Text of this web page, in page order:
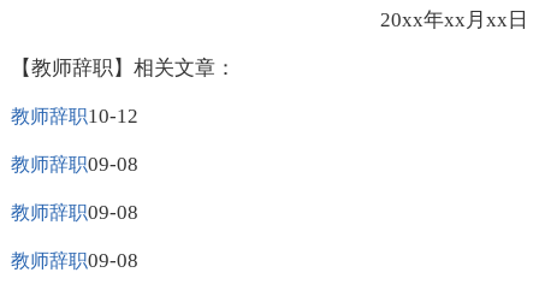
20xx年xx月xx日
【教师辞职】相关文章：
教师辞职10-12
教师辞职09-08
教师辞职09-08
教师辞职09-08